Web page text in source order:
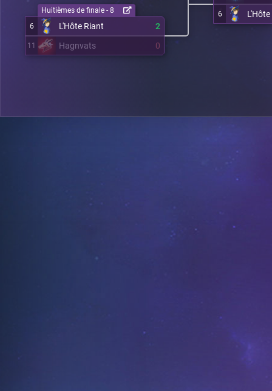
6 L'Hôte Riant 2
11 Hagnvats 0
Huitièmes de finale - 8 6